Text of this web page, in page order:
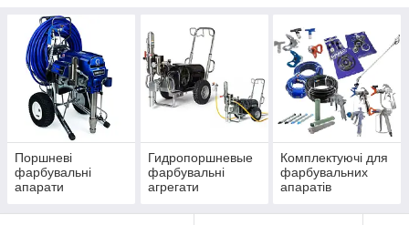
Поршневі
фарбувальні
апарати
Гидропоршневые
фарбувальні
агрегати
Комплектуючі для
фарбувальних
апаратів